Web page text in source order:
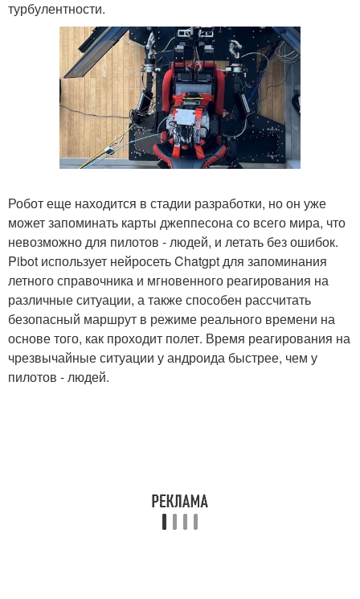
турбулентности.
Робот еще находится в стадии разработки, но он уже
может запоминать карты джеппесона со всего мира, что
невозможно для пилотов - людей, и летать без ошибок.
Pibot использует нейросеть Chatgpt для запоминания
летного справочника и мгновенного реагирования на
различные ситуации, а также способен рассчитать
безопасный маршрут в режиме реального времени на
основе того, как проходит полет. Время реагирования на
чрезвычайные ситуации у андроида быстрее, чем у
пилотов - людей.